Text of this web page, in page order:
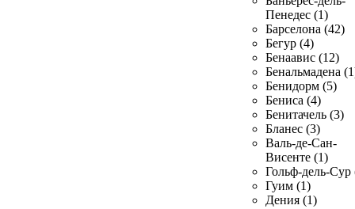
Пенедес (1)
Барселона (42)
Бегур (4)
Бенаавис (12)
Бенальмадена
Бенидорм (5)
Бениса (4)
Бенитачель (3)
Бланес (3)
Валь-де-Сан-
Висенте (1)
Гольф-дель-Сур
Гуим (1)
Дения (1)